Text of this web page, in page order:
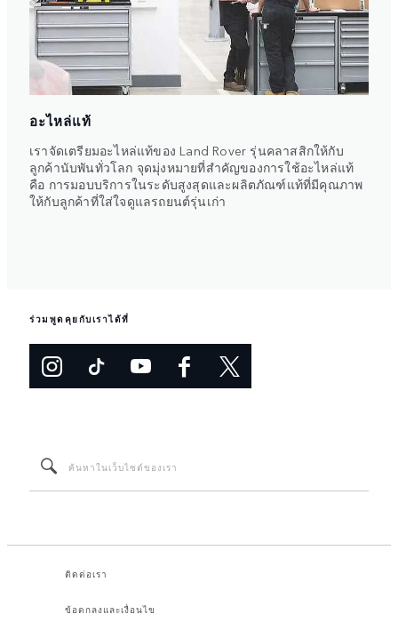
อะไหล่แท้
เราจัดเตรียมอะไหล่แท้ของ Land Rover รุ่นคลาสสิกให้กับ
ลูกค้านับพันทั่วโลก จุดมุ่งหมายที่สำคัญของการใช้อะไหล่แท้
คือ การมอบบริการในระดับสูงสุดและผลิตภัณฑ์แท้ที่มีคุณภาพ
ให้กับลูกค้าที่ใส่ใจดูแลรถยนต์รุ่นเก่า
ร่วมพูดคุยกับเราได้ที่
ติดต่อเรา
ข้อตกลงและเงื่อนไข